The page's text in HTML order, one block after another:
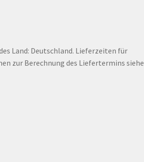
Land: Deutschland. Lieferzeiten für
zur Berechnung des Liefertermins siehe